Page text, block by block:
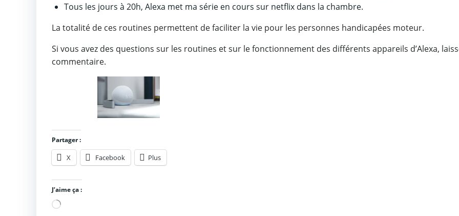
Tous les jours à 20h, Alexa met ma série en cours sur netflix dans la chambre.
La totalité de ces routines permettent de faciliter la vie pour les personnes handicapées moteur.
Si vous avez des questions sur les routines et sur le fonctionnement des différents appareils d’Alexa,
commentaire.
Partager :
X Facebook Plus
J’aime ça :
Chargement…